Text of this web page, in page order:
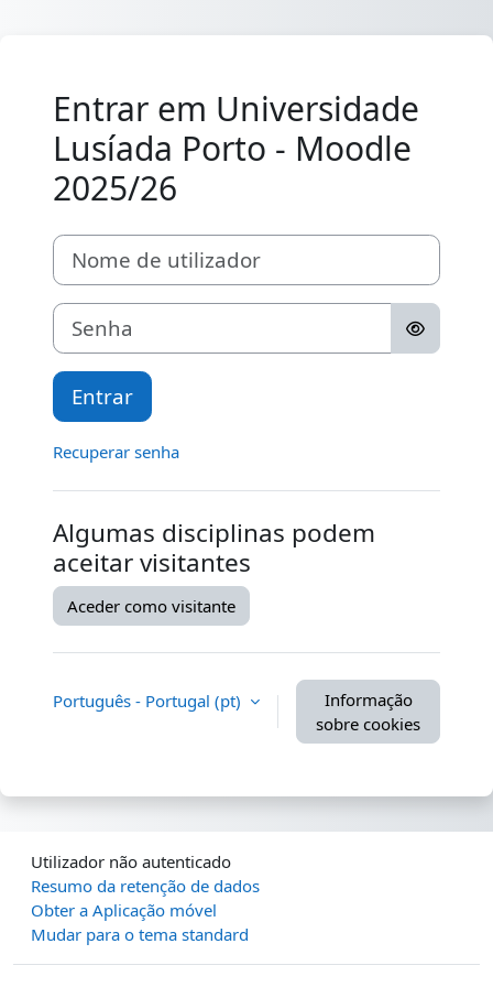
Entrar em Universidade
Lusíada Porto - Moodle
2025/26
Nome de utilizador
Senha
Entrar
Recuperar senha
Algumas disciplinas podem
aceitar visitantes
Aceder como visitante
Português - Portugal ‎(pt)‎
Informação
sobre cookies
Utilizador não autenticado
Resumo da retenção de dados
Obter a Aplicação móvel
Mudar para o tema standard